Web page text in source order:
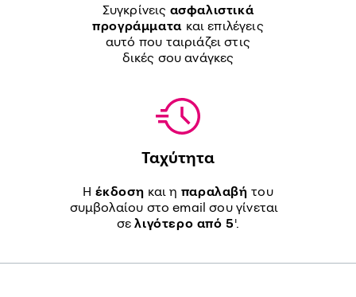
Συγκρίνεις ασφαλιστικά
προγράμματα και επιλέγεις
αυτό που ταιριάζει στις
δικές σου ανάγκες
Ταχύτητα
Η έκδοση και η παραλαβήτου
συμβολαίου στο email σου γίνεται
σελιγότερο από 5'.